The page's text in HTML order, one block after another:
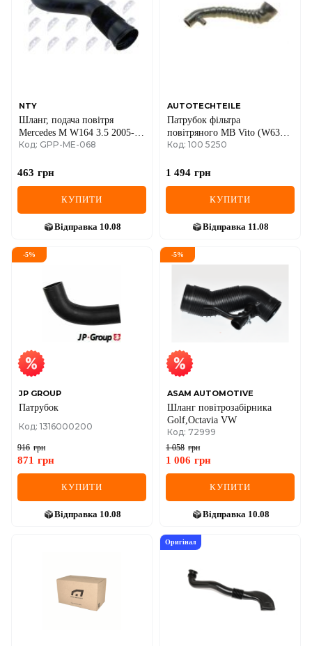
MG
MINI
NISSAN
OPEL
POLESTAR
RAM
RENAULT
SKODA
SMART
SSANGYONG
SUBARU
SUZUKI
TESLA
NTY
Шланг, подача повітря
Mercedes M W164 3.5 2005-
2011
Код: GPP-ME-068
463 грн
КУПИТИ
Відправка 10.08
AUTOTECHTEILE
Патрубок фільтра
повітряного MB Vito (W638)
OM601 96-
Код: 100 5250
1 494 грн
КУПИТИ
Відправка 11.08
-5%
JP GROUP
Патрубок
Код: 1316000200
916 грн
871 грн
КУПИТИ
Відправка 10.08
-5%
ASAM AUTOMOTIVE
Шланг повітрозабірника
Golf,Octavia VW
Код: 72999
1 058 грн
1 006 грн
КУПИТИ
Відправка 10.08
Оригінал